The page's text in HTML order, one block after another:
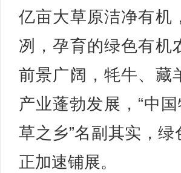
亿亩大草原洁净有机
冽，孕育的绿色有机
前景广阔，牦牛、藏
产业蓬勃发展，“中
草之乡”名副其实，
正加速铺展。